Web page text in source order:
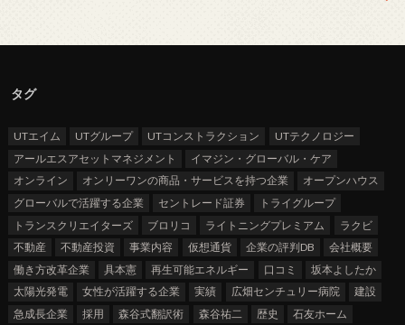
タグ
UTエイム UTグループ UTコンストラクション
UTテクノロジー
アールエスアセットマネジメント
イマジン・グローバル・ケア
オンライン
オンリーワンの商品・サービスを持つ企業
オープンハウス
グローバルで活躍する企業
セントレード証券
トライグループ
トランスクリエイターズ
ブロリコ ライトニングプレミアム
ラクビ
不動産
不動産投資 事業内容 仮想通貨 企業の評判DB
会社概要
働き方改革企業
具本憲 再生可能エネルギー 口コミ
坂本よしたか
太陽光発電
女性が活躍する企業 実績 広畑センチュリー病院
建設
急成長企業
採用 森谷式翻訳術 森谷祐二 歴史
石友ホーム